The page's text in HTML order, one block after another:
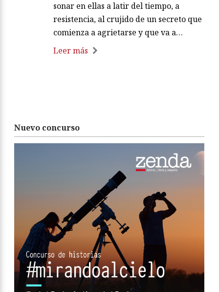
sonar en ellas a latir del tiempo, a
resistencia, al crujido de un secreto que
comienza a agrietarse y que va a…
Leer más
Nuevo concurso